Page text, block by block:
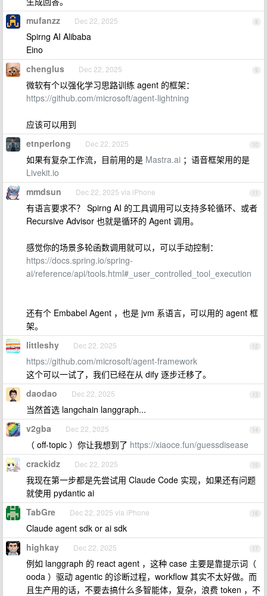
8
mufanzz Dec 22, 2025
Spirng AI Alibaba
Eino
9
chenglus Dec 22, 2025
微软有个以强化学习思路训练 agent 的框架：
https://github.com/microsoft/agent-lightning
应该可以用到
10
etnperlong Dec 22, 2025
如果有复杂工作流，目前用的是 Mastra.ai ；语音框架用的是
Livekit.io
11
mmdsun Dec 22, 2025 via iPhone
有语言要求不？ Spirng AI 的工具调用可以支持多轮循环、或者
Recursive Advisor 也就是循环的 Agent 调用。
感觉你的场景多轮函数调用就可以，可以手动控制：
https://docs.spring.io/spring-
ai/reference/api/tools.html#_user_controlled_tool_execution
还有个 Embabel Agent ，也是 jvm 系语言，可以用的 agent 框
架。
12
littleshy Dec 22, 2025
https://github.com/microsoft/agent-framework
这个可以一试了，我们已经在从 dify 逐步迁移了。
13
daodao Dec 22, 2025
当然首选 langchain langgraph...
14
v2gba Dec 22, 2025
（ off-topic ）你让我想到了 https://xiaoce.fun/guessdisease
15
crackidz Dec 22, 2025
我现在第一步都是先尝试用 Claude Code 实现，如果还有问题
就使用 pydantic ai
16
TabGre Dec 22, 2025 via iPhone
Claude agent sdk or ai sdk
17
highkay Dec 22, 2025
例如 langgraph 的 react agent ，这种 case 主要是靠提示词（
ooda ）驱动 agentic 的诊断过程，workflow 其实不太好做。而
且生产用的话，不要去搞什么多智能体，复杂，浪费 token ，不